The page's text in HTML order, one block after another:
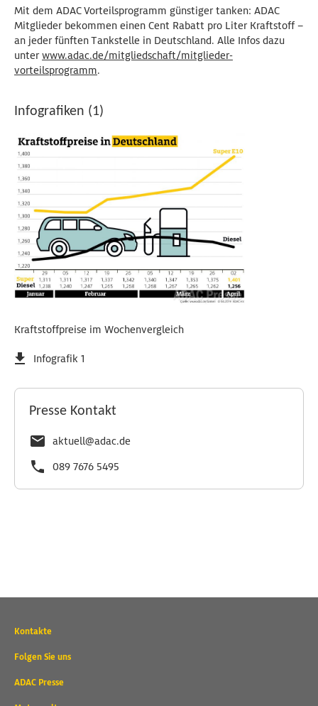
Mit dem ADAC Vorteilsprogramm günstiger tanken: ADAC
Mitglieder bekommen einen Cent Rabatt pro Liter Kraftstoff –
an jeder fünften Tankstelle in Deutschland. Alle Infos dazu
unterwww.adac.de/mitgliedschaft/mitglieder-
vorteilsprogramm.
Infografiken (1)
Kraftstoffpreise im Wochenvergleich
Infografik 1
Presse Kontakt
aktuell@adac.de
089 7676 5495
Wichtige
und
Links
Kontakte
Folgen Sie uns
ADAC Presse